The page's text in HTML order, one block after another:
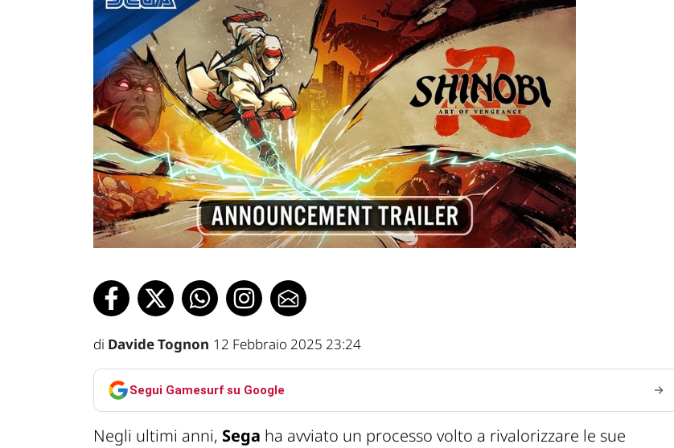
di Davide Tognon 12 Febbraio 2025 23:24
Segui Gamesurf su Google
Negli ultimi anni, Sega ha avviato un processo volto a rivalorizzare le sue